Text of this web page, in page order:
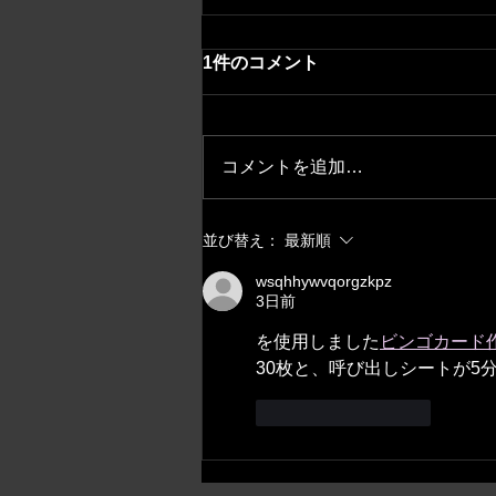
福居一大コンサート〈和響轟
1件のコメント
コメントを追加…
並び替え： 最新順
wsqhhywvqorgzkpz
3日前
を使用しました ビンゴカード
30枚と、呼び出しシートが5